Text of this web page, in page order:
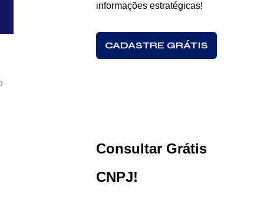
informações estratégicas!
CADASTRE GRÁTIS
Consultar Grátis
CNPJ!